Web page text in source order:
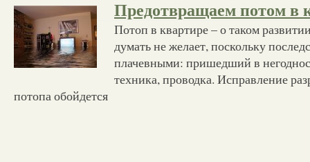
Предотвращаем потом в
Потоп в квартире – о таком
думать не желает, поскольку
плачевными: пришедший в
техника, проводка. Исправление
потопа обойдется